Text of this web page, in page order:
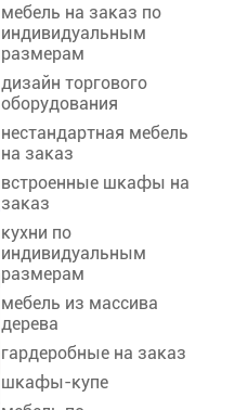
мебель на заказ по
индивидуальным
размерам
дизайн торгового
оборудования
нестандартная мебель
на заказ
встроенные шкафы на
заказ
кухни по
индивидуальным
размерам
мебель из массива
дерева
гардеробные на заказ
шкафы-купе